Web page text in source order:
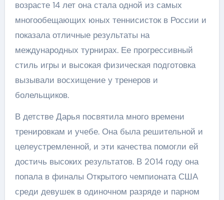
возрасте 14 лет она стала одной из самых
многообещающих юных теннисисток в России и
показала отличные результаты на
международных турнирах. Ее прогрессивный
стиль игры и высокая физическая подготовка
вызывали восхищение у тренеров и
болельщиков.
В детстве Дарья посвятила много времени
тренировкам и учебе. Она была решительной и
целеустремленной, и эти качества помогли ей
достичь высоких результатов. В 2014 году она
попала в финалы Открытого чемпионата США
среди девушек в одиночном разряде и парном